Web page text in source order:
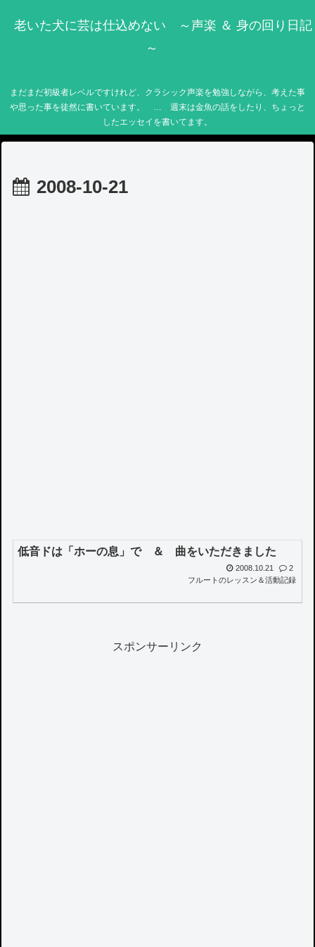
老いた犬に芸は仕込めない ～声楽 ＆ 身の回り日記
～
まだまだ初級者レベルですけれど、クラシック声楽を勉強しながら、考えた事
や思った事を徒然に書いています。 … 週末は金魚の話をしたり、ちょっと
したエッセイを書いてます。
2008-10-21
低音ドは「ホーの息」で ＆ 曲をいただきました
2008.10.21
2
フルートのレッスン＆活動記録
スポンサーリンク